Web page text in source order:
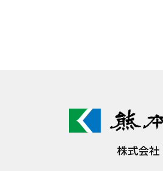
株式会社